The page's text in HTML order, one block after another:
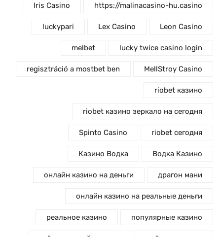
https://malinacasino-hu.casino
Iris Casino
Leon Casino
Lex Casino
luckypari
lucky twice casino login
melbet
MellStroy Casino
regisztráció a mostbet ben
riobet казино
riobet казино зеркало на сегодня
riobet сегодня
Spinto Casino
Водка Казино
Казино Водка
драгон мани
онлайн казино на деньги
онлайн казино на реальные деньги
популярные казино
реальное казино